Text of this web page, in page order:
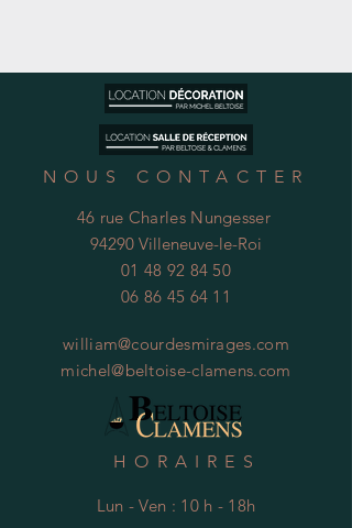
NOUS CONTACTER
46 rue Charles Nungesser
94290 Villeneuve-le-Roi
01 48 92 84 50
06 86 45 64 11
william@courdesmirages.com
michel@beltoise-clamens.com
HORAIRES
Lun - Ven : 10 h - 18h